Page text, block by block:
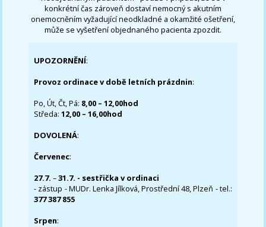
konkrétní čas zároveň dostaví nemocný s akutním
onemocněním vyžadující neodkladné a okamžité ošetření,
může se vyšetření objednaného pacienta zpozdit.
UPOZORNĚNÍ:
Provoz ordinace v době letních prázdnin:
Po, Út, Čt, Pá: 8,00 – 12,00hod
Středa:12,00 – 16,00hod
DOVOLENÁ:
Červenec:
27.7.–31.7. - sestřička v ordinaci
- zástup - MUDr. Lenka Jílková, Prostřední 48, Plzeň - tel.:
377 387 855
Srpen: